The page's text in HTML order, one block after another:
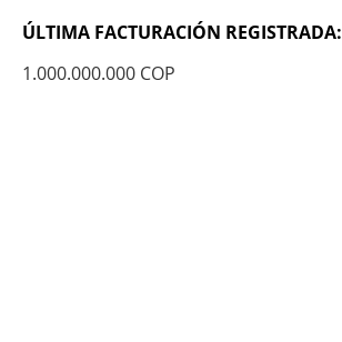
ÚLTIMA FACTURACIÓN REGISTRADA:
1.000.000.000 COP